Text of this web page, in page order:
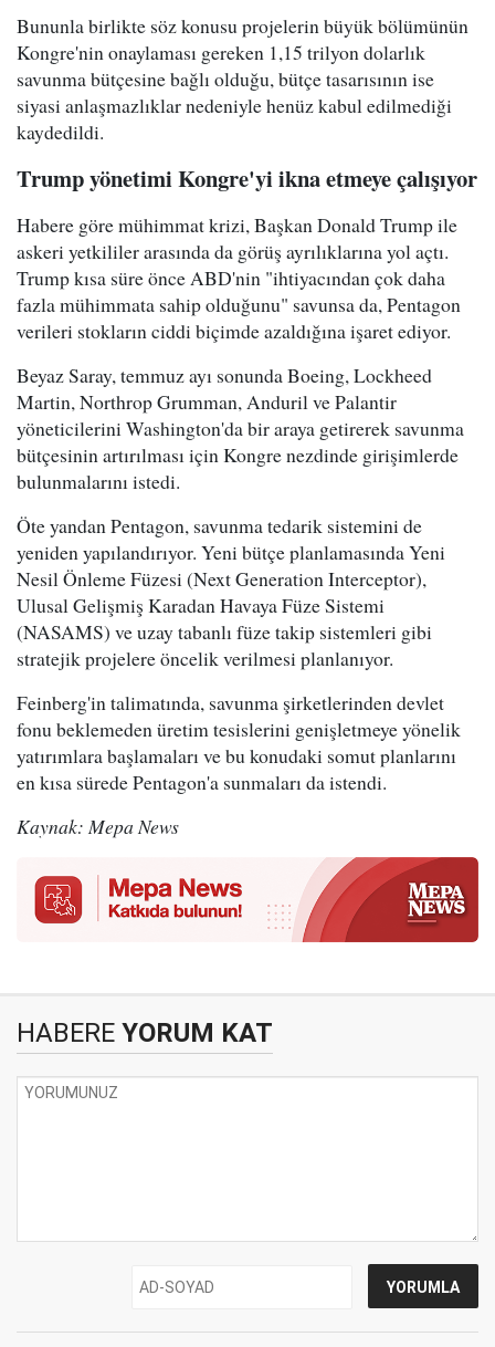
Bununla birlikte söz konusu projelerin büyük bölümünün
Kongre'nin onaylaması gereken 1,15 trilyon dolarlık
savunma bütçesine bağlı olduğu, bütçe tasarısının ise
siyasi anlaşmazlıklar nedeniyle henüz kabul edilmediği
kaydedildi.
Trump yönetimi Kongre'yi ikna etmeye çalışıyor
Habere göre mühimmat krizi, Başkan Donald Trump ile
askeri yetkililer arasında da görüş ayrılıklarına yol açtı.
Trump kısa süre önce ABD'nin "ihtiyacından çok daha
fazla mühimmata sahip olduğunu" savunsa da, Pentagon
verileri stokların ciddi biçimde azaldığına işaret ediyor.
Beyaz Saray, temmuz ayı sonunda Boeing, Lockheed
Martin, Northrop Grumman, Anduril ve Palantir
yöneticilerini Washington'da bir araya getirerek savunma
bütçesinin artırılması için Kongre nezdinde girişimlerde
bulunmalarını istedi.
Öte yandan Pentagon, savunma tedarik sistemini de
yeniden yapılandırıyor. Yeni bütçe planlamasında Yeni
Nesil Önleme Füzesi (Next Generation Interceptor),
Ulusal Gelişmiş Karadan Havaya Füze Sistemi
(NASAMS) ve uzay tabanlı füze takip sistemleri gibi
stratejik projelere öncelik verilmesi planlanıyor.
Feinberg'in talimatında, savunma şirketlerinden devlet
fonu beklemeden üretim tesislerini genişletmeye yönelik
yatırımlara başlamaları ve bu konudaki somut planlarını
en kısa sürede Pentagon'a sunmaları da istendi.
Kaynak: Mepa News
HABERE YORUM KAT